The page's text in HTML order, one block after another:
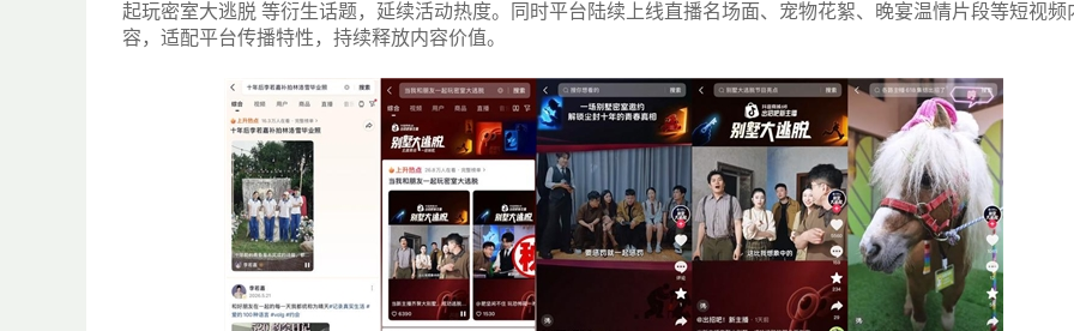
起玩密室大逃脱 等衍生话题，延续活动热度。同时平台陆续上线直播名场面、宠物花絮、晚宴温情片段等短视频
容，适配平台传播特性，持续释放内容价值。